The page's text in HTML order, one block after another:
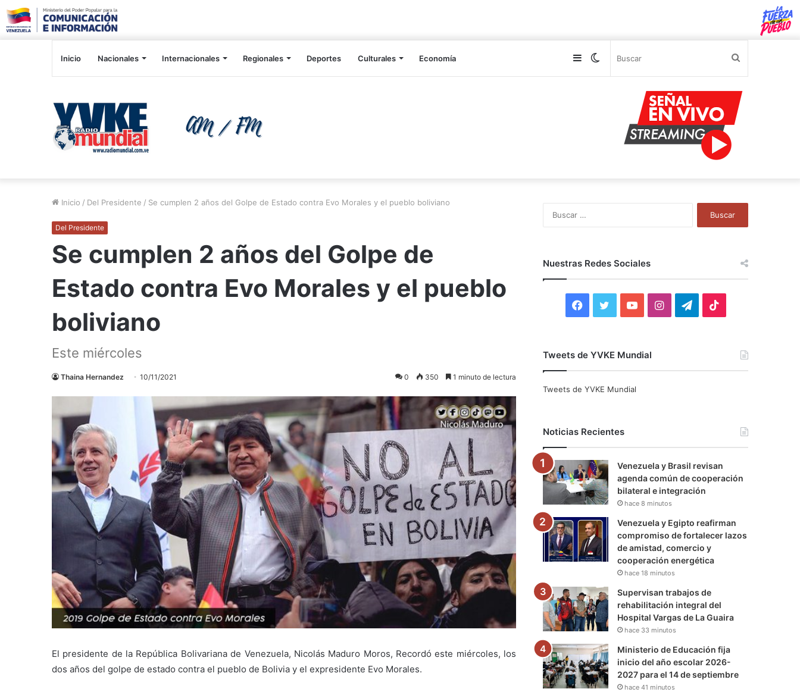
Inicio Nacionales Internacionales Regionales Deportes Culturales Economía Switch
Sidebar
Inicio / Del Presidente / Se cumplen 2 años del Golpe de Estado contra Evo Morales y el pueblo boliviano
Del Presidente
Se cumplen 2 años del Golpe de
Estado contra Evo Morales y el pueblo
boliviano
Este miércoles
Thaina Hernandez 10/11/2021 0 350 1 minuto de lectura
El presidente de la República Bolivariana de Venezuela, Nicolás Maduro Moros, Recordó este miércoles, los
dos años del golpe de estado contra el pueblo de Bolivia y el expresidente Evo Morales.
Nuestras Redes Sociales
F
c
o
k
i
r
Y
u
e
I
r
a
m
T
a
m
Tweets de YVKE Mundial
Tweets de YVKE Mundial
Noticias Recientes
Venezuela y Brasil revisan
agenda común de cooperación
bilateral e integración
hace 8 minutos
Venezuela y Egipto reafirman
compromiso de fortalecer lazos
de amistad, comercio y
cooperación energética
hace 18 minutos
Supervisan trabajos de
rehabilitación integral del
Hospital Vargas de La Guaira
hace 33 minutos
Ministerio de Educación fija
inicio del año escolar 2026-
2027 para el 14 de septiembre
hace 41 minutos